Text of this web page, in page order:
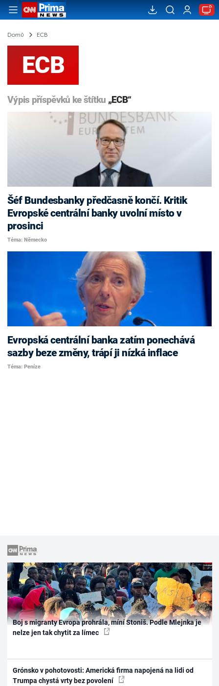
Domů ECB
ECB
Výpis příspěvků ke štítku „ECB“
Šéf Bundesbanky předčasně končí. Kritik
Evropské centrální banky uvolní místo v
prosinci
Téma: Německo
Evropská centrální banka zatím ponechává
sazby beze změny, trápí ji nízká inflace
Téma: Peníze
Boj s migranty Evropa prohrála, míní Stoniš. Podle Mlejnka je
nelze jen tak chytit za límec
Grónsko v pohotovosti: Americká firma napojená na lidi od
Trumpa chystá vrty bez povolení